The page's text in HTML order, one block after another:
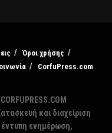
Όροι χρήσης
CorfuPress.com
και διαχείριση
έντυπη ενημέρωση,